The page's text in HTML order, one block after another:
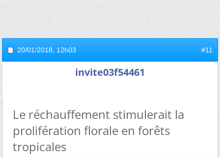
20/01/2018, 12h03 #11
invite03f54461
Le réchauffement stimulerait la
prolifération florale en forêts
tropicales